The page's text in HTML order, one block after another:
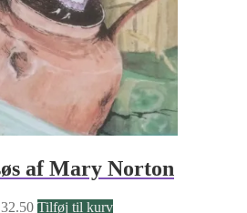
af Mary Norton
32.50Den
Tilføj til kurv